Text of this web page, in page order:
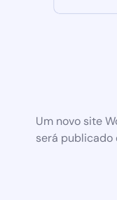
Um novo site
será publicado